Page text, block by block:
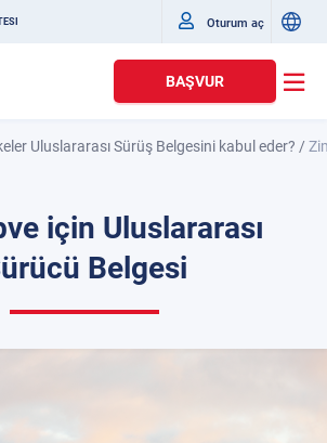
Oturum aç
BAŞVUR
Uluslararası Sürüş Belgesini kabul eder? /
için Uluslararası
Belgesi